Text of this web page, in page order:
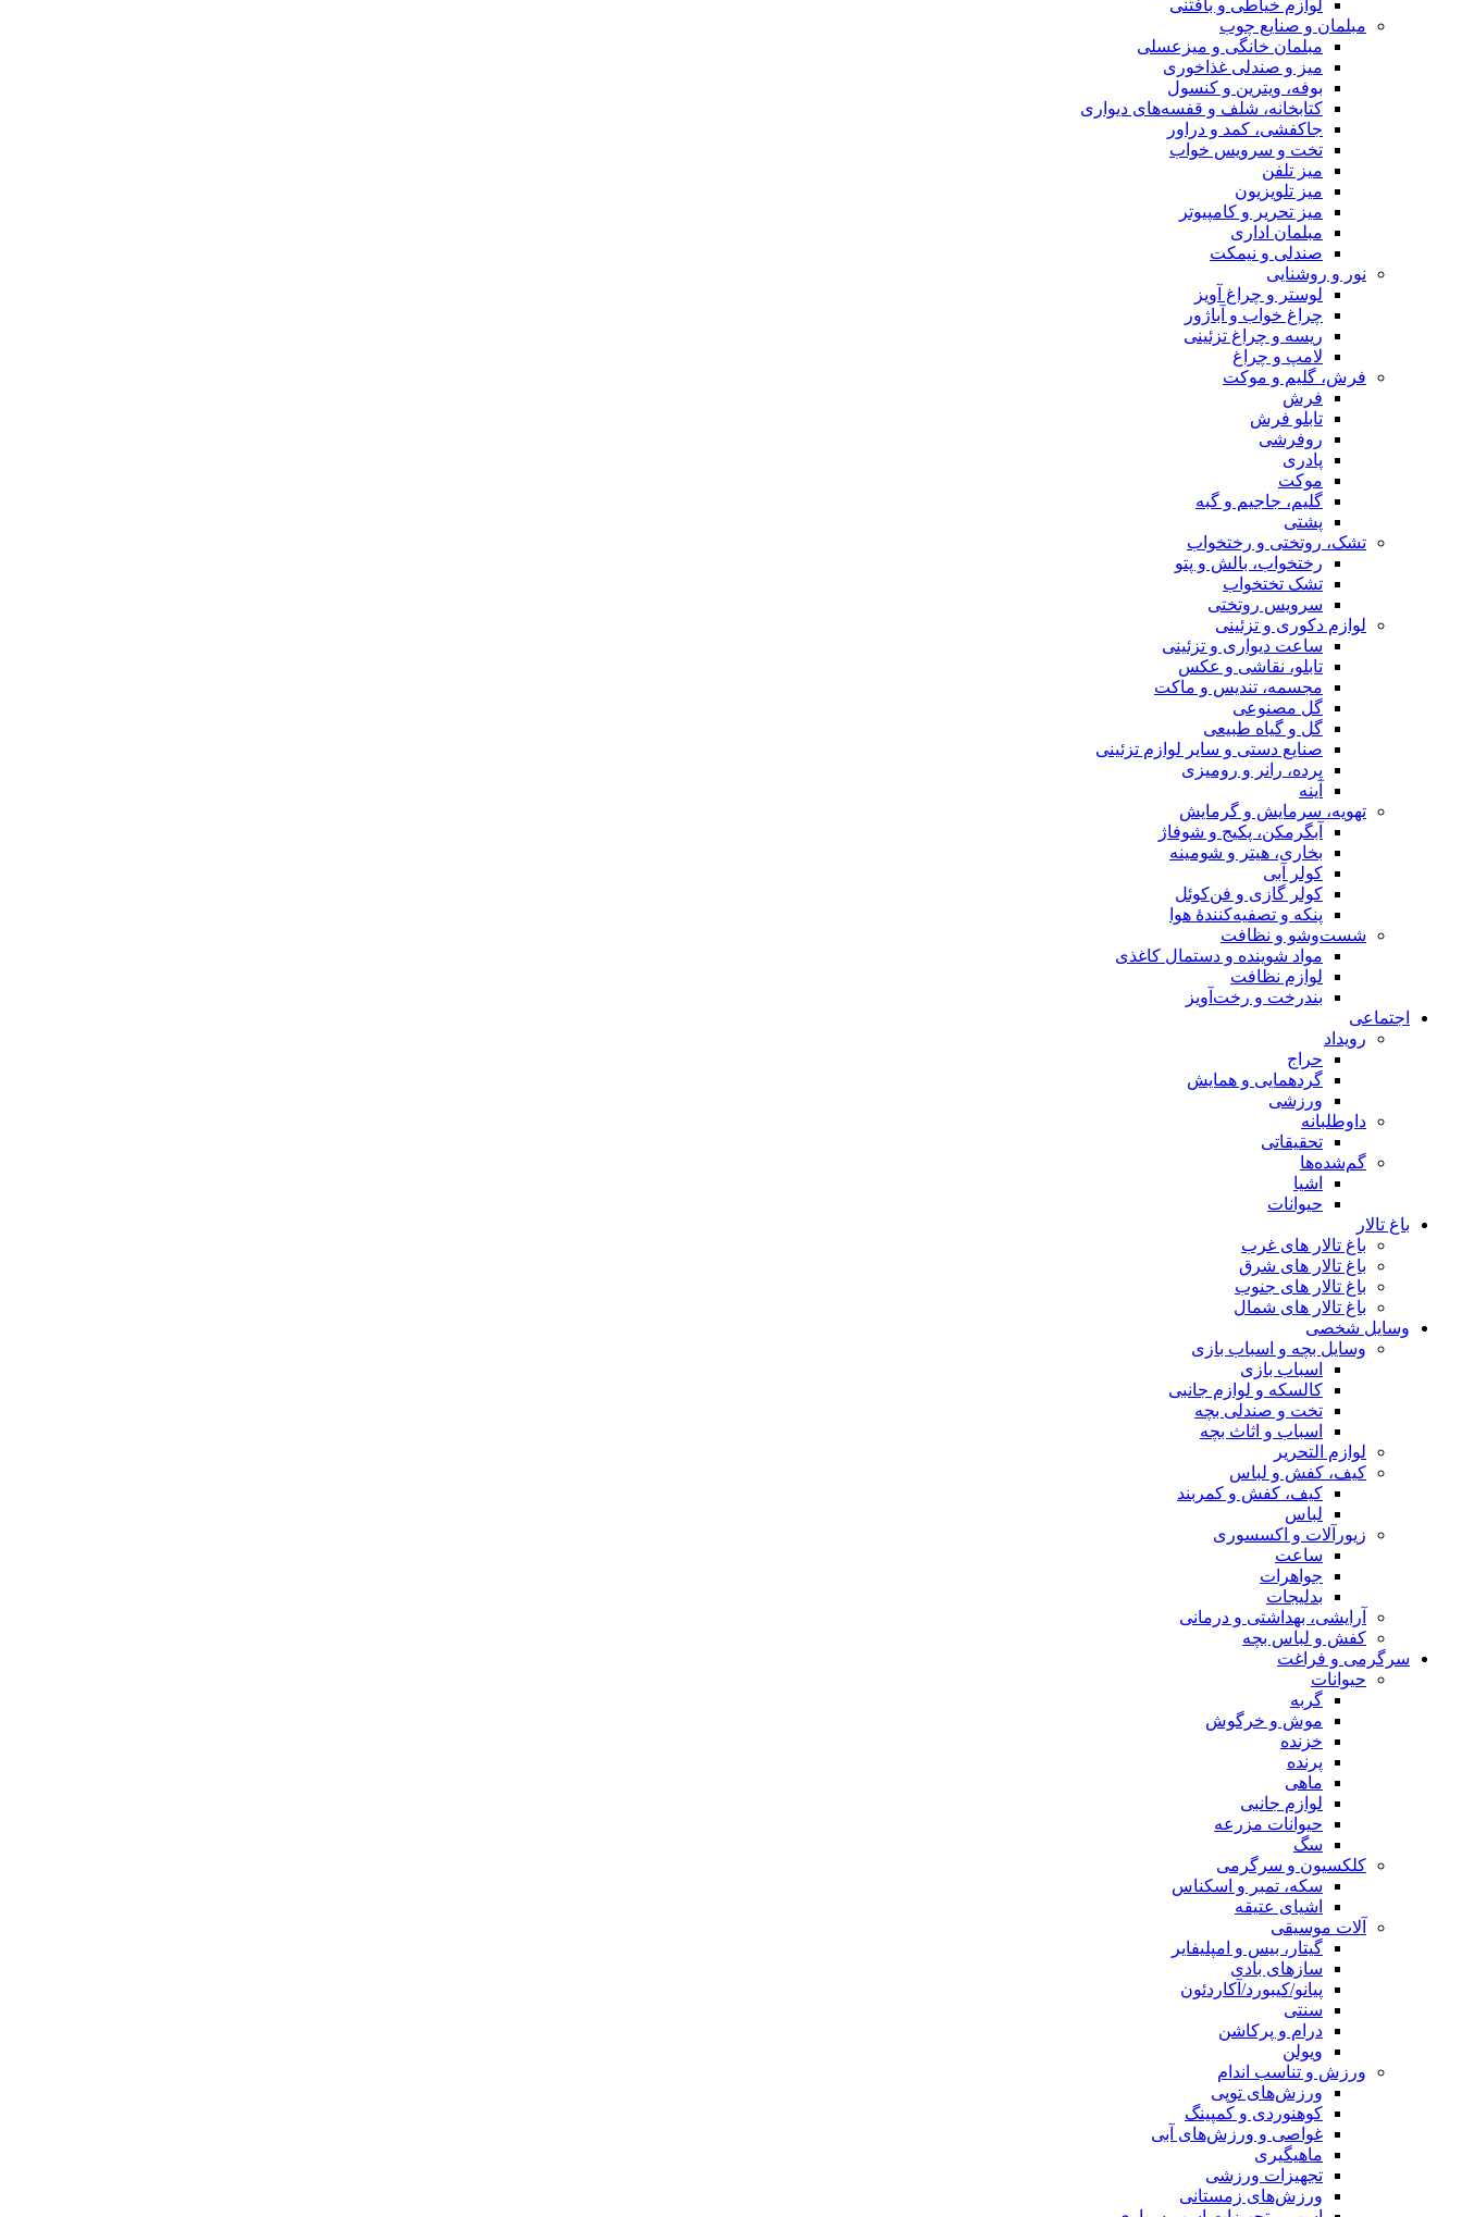
لوازم خیاطی و بافتنی
مبلمان و صنایع چوب
مبلمان خانگی و میزعسلی
میز و صندلی غذاخوری
بوفه، ویترین و کنسول
کتابخانه، شلف و قفسه‌های دیواری
جاکفشی، کمد و دراور
تخت و سرویس خواب
میز تلفن
میز تلویزیون
میز تحریر و کامپیوتر
مبلمان اداری
صندلی و نیمکت
نور و روشنایی
لوستر و چراغ آویز
چراغ خواب و آباژور
ریسه و چراغ تزئینی
لامپ و چراغ
فرش، گلیم و موکت
فرش
تابلو فرش
روفرشی
پادری
موکت
گلیم، جاجیم و گبه
پشتی
تشک، روتختی و رختخواب
رختخواب، بالش و پتو
تشک تختخواب
سرویس روتختی
لوازم دکوری و تزئینی
ساعت دیواری و تزئینی
تابلو، نقاشی و عکس
مجسمه، تندیس و ماکت
گل مصنوعی
گل و گیاه طبیعی
صنایع دستی و سایر لوازم تزئینی
پرده، رانر و رومیزی
آینه
تهویه، سرمایش و گرمایش
آبگرمکن، پکیج و شوفاژ
بخاری، هیتر و شومینه
کولر آبی
کولر گازی و فن‌کوئل
پنکه و تصفیه‌کنندهٔ هوا
شست‌وشو و نظافت
مواد شوینده و دستمال کاغذی
لوازم نظافت
بندرخت و رخت‌آویز
اجتماعی
رویداد
حراج
گردهمایی و همایش
ورزشی
داوطلبانه
تحقیقاتی
گم‌شده‌ها
اشیا
حیوانات
باغ تالار
باغ تالار های غرب
باغ تالار های شرق
باغ تالار های جنوب
باغ تالار های شمال
وسایل شخصی
وسایل بچه و اسباب بازی
اسباب بازی
کالسکه و لوازم جانبی
تخت و صندلی بچه
اسباب و اثاث بچه
لوازم التحریر
کیف، کفش و لباس
کیف، کفش و کمربند
لباس
زیورآلات و اکسسوری
ساعت
جواهرات
بدلیجات
آرایشی، بهداشتی و درمانی
کفش و لباس بچه
سرگرمی و فراغت
حیوانات
گربه
موش و خرگوش
خزنده
پرنده
ماهی
لوازم جانبی
حیوانات مزرعه
سگ
کلکسیون و سرگرمی
سکه، تمبر و اسکناس
اشیای عتیقه
آلات موسیقی
گیتار، بیس و امپلیفایر
سازهای بادی
پیانو/کیبورد/آکاردئون
سنتی
درام و پرکاشن
ویولن
ورزش و تناسب اندام
ورزش‌های توپی
کوهنوردی و کمپینگ
غواصی و ورزش‌های آبی
ماهیگیری
تجهیزات ورزشی
ورزش‌های زمستانی